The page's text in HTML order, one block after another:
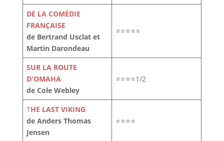
DE LA COMÉDIE
FRANÇAISE
de Bertrand Usclat et
Martin Darondeau
⭐⭐⭐⭐⭐
SUR LA ROUTE
D'OMAHA
de Cole Webley
⭐⭐⭐⭐1/2
THE LAST VIKING
de Anders Thomas
Jensen
⭐⭐⭐⭐